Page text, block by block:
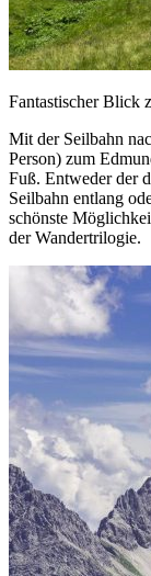
Fantastischer Blick
Mit der Seilbahn
Person) zum
Fuß. Entweder der
Seilbahn entlang
schönste
der Wandertrilogie.